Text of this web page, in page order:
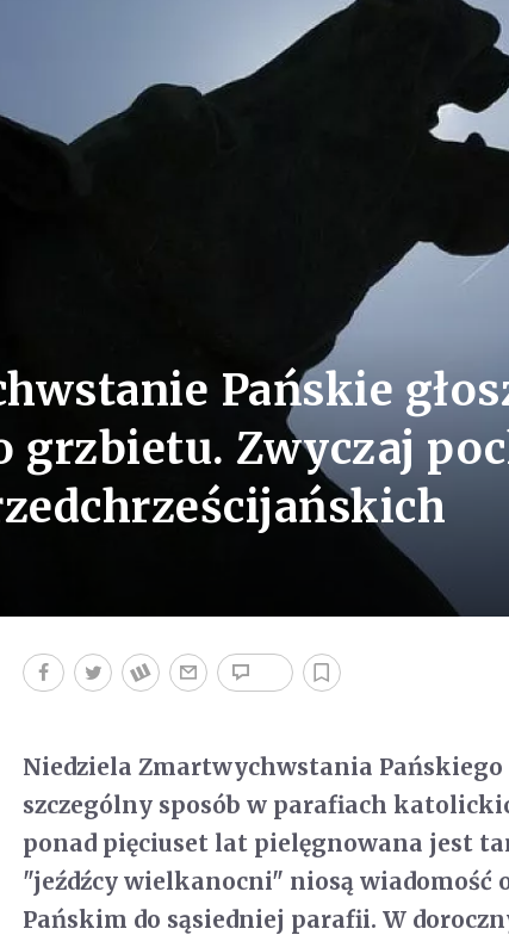
Pańskie
grzbietu. Zwyczaj
Niedziela Zmartwychwstania Pańskiego
szczególny sposób w parafiach
ponad pięciuset lat pielęgnowana jest
"jeźdźcy wielkanocni" niosą wiadomość
Pańskim do sąsiedniej parafii. W